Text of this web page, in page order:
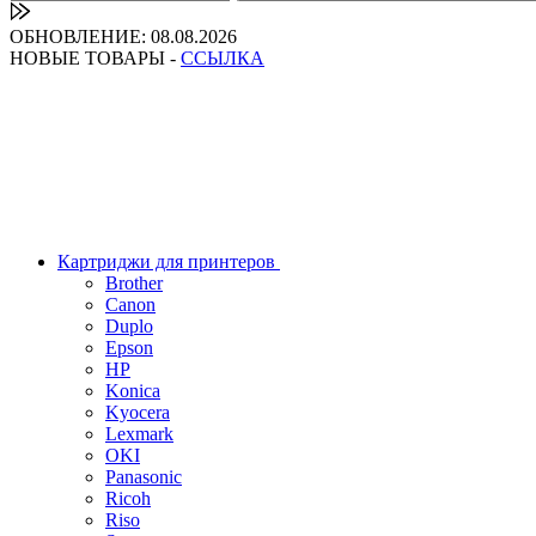
ОБНОВЛЕНИЕ: 08.08.2026
НОВЫЕ ТОВАРЫ - ССЫЛКА
Картриджи для принтеров
Brother
Canon
Duplo
Epson
HP
Konica
Kyocera
Lexmark
OKI
Panasonic
Ricoh
Riso